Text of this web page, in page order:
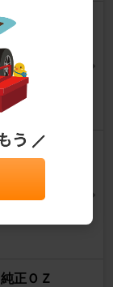
正ＯＺ